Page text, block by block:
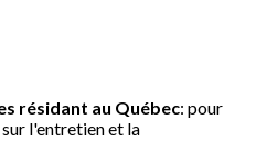
résidant au Québec: pour
l'entretien et la